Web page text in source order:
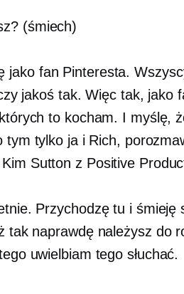
(śmiech)
jako fan Pinteresta.
jakoś tak. Więc tak, jako
to kocham. I myślę,
tym tylko ja i Rich,
Sutton z Positive
Przychodzę tu i śmieję
tak naprawdę należysz do
uwielbiam tego słuchać.